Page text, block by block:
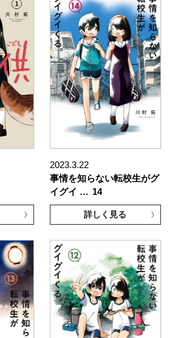
2023.3.22
事情を知らない転校生がグ
イグイ … 14
詳しく見る